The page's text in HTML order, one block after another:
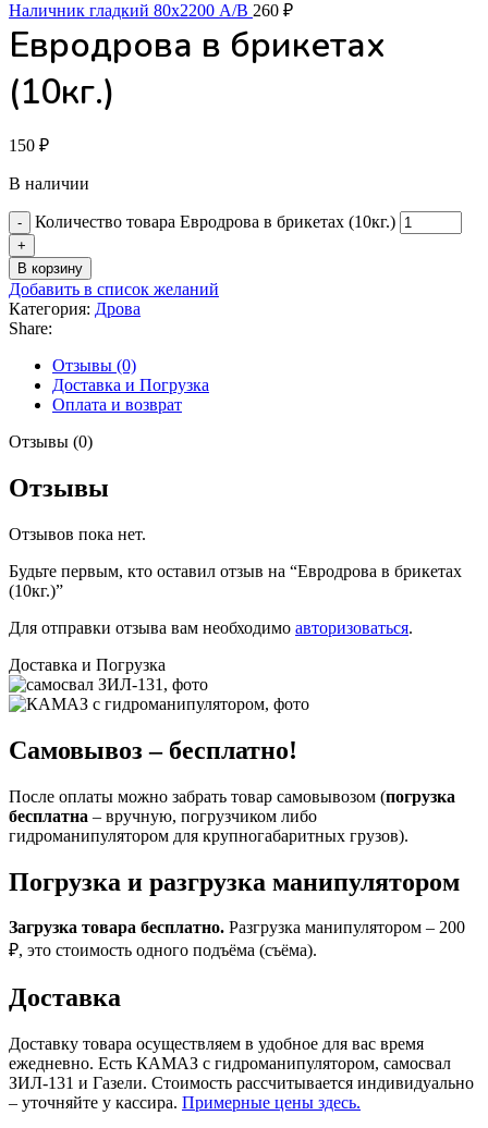
Наличник гладкий 80х2200 А/В 260 ₽
Евродрова в брикетах
(10кг.)
150 ₽
В наличии
Количество товара Евродрова в брикетах (10кг.)
В корзину
Добавить в список желаний
Категория: Дрова
Share:
Отзывы (0)
Доставка и Погрузка
Оплата и возврат
Отзывы (0)
Отзывы
Отзывов пока нет.
Будьте первым, кто оставил отзыв на “Евродрова в брикетах
(10кг.)”
Для отправки отзыва вам необходимо авторизоваться.
Доставка и Погрузка
Самовывоз – бесплатно!
После оплаты можно забрать товар самовывозом (погрузка
бесплатна – вручную, погрузчиком либо
гидроманипулятором для крупногабаритных грузов).
Погрузка и разгрузка манипулятором
Загрузка товара бесплатно. Разгрузка манипулятором – 200
₽, это стоимость одного подъёма (съёма).
Доставка
Доставку товара осуществляем в удобное для вас время
ежедневно. Есть КАМАЗ с гидроманипулятором, самосвал
ЗИЛ-131 и Газели. Стоимость рассчитывается индивидуально
– уточняйте у кассира. Примерные цены здесь.